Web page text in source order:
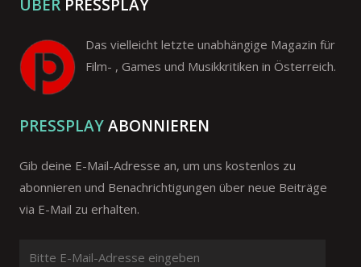
ÜBER PRESSPLAY
Das vielleicht letzte unabhängige Magazin für
Film- , Games und Musikkritiken in Österreich.
PRESSPLAYABONNIEREN
Gib deine E-Mail-Adresse an, um uns kostenlos zu
abonnieren und Benachrichtigungen über neue Beiträge
via E-Mail zu erhalten.